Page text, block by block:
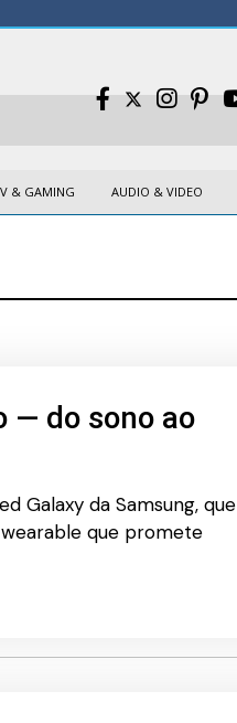
& GAMING AUDIO & VIDEO
— do sono ao
Galaxy da Samsung, que
que promete